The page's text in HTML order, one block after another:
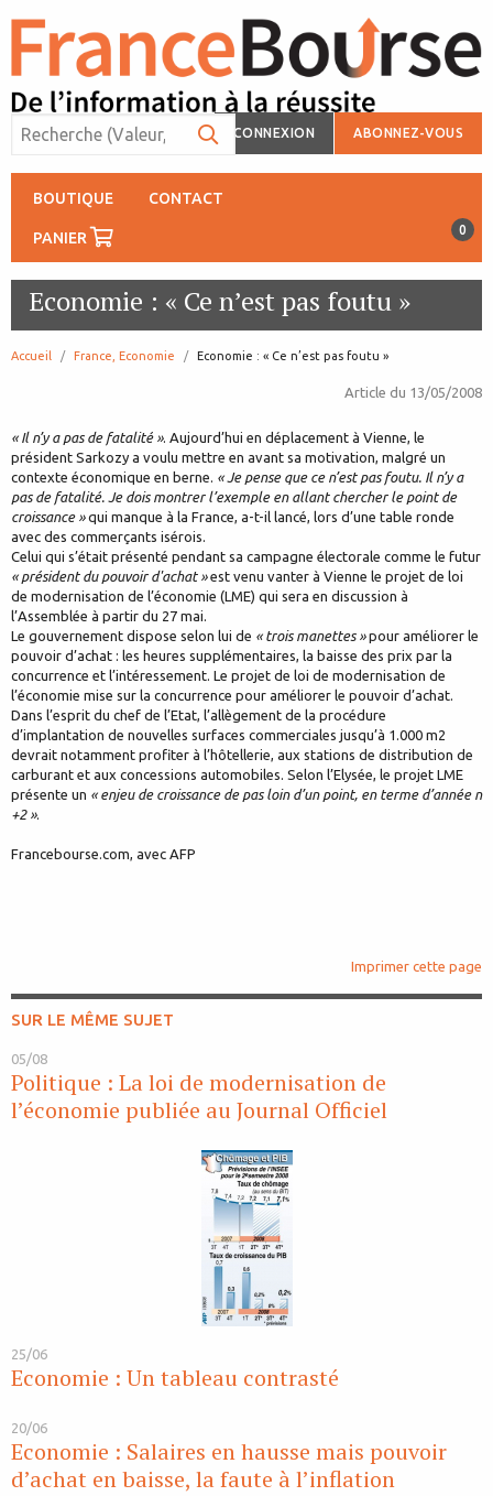
CONNEXION ABONNEZ-VOUS
BOUTIQUE CONTACT
PANIER 0
Economie : « Ce n’est pas foutu »
Accueil France, Economie page:
Economie : « Ce n’est pas foutu »
Article du 13/05/2008
« Il n’y a pas de fatalité ». Aujourd’hui en déplacement à Vienne, le
président Sarkozy a voulu mettre en avant sa motivation, malgré un
contexte économique en berne. « Je pense que ce n’est pas foutu. Il n’y a
pas de fatalité. Je dois montrer l’exemple en allant chercher le point de
croissance »qui manque à la France, a-t-il lancé, lors d’une table ronde
avec des commerçants isérois.
Celui qui s’était présenté pendant sa campagne électorale comme le futur
« président du pouvoir d'achat »est venu vanter à Vienne le projet de loi
de modernisation de l’économie (LME) qui sera en discussion à
l’Assemblée à partir du 27 mai.
Le gouvernement dispose selon lui de « trois manettes »pour améliorer le
pouvoir d’achat : les heures supplémentaires, la baisse des prix par la
concurrence et l’intéressement. Le projet de loi de modernisation de
l’économie mise sur la concurrence pour améliorer le pouvoir d’achat.
Dans l’esprit du chef de l’Etat, l’allègement de la procédure
d’implantation de nouvelles surfaces commerciales jusqu’à 1.000 m2
devrait notamment profiter à l’hôtellerie, aux stations de distribution de
carburant et aux concessions automobiles. Selon l’Elysée, le projet LME
présente un « enjeu de croissance de pas loin d’un point, en terme d’année n
+2 ».
Francebourse.com, avec AFP
Imprimer cette page
SUR LE MÊME SUJET
05/08
Politique : La loi de modernisation de
l’économie publiée au Journal Officiel
25/06
Economie : Un tableau contrasté
20/06
Economie : Salaires en hausse mais pouvoir
d’achat en baisse, la faute à l’inflation